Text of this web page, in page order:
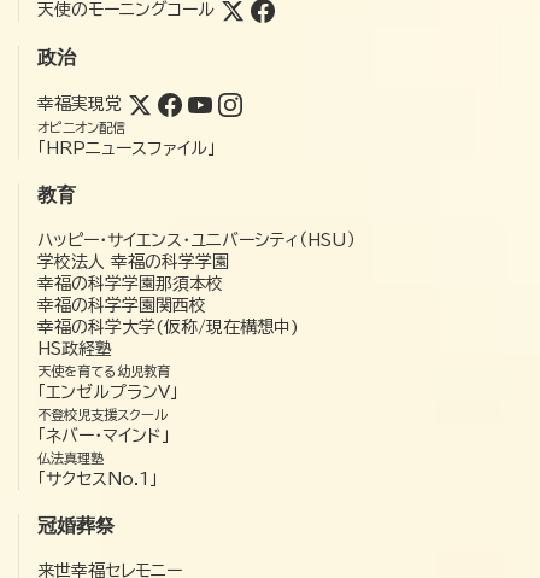
天使のモーニングコール
政治
幸福実現党
オピニオン配信
「HRPニュースファイル」
教育
ハッピー・サイエンス・ユニバーシティ（HSU）
学校法人 幸福の科学学園
幸福の科学学園那須本校
幸福の科学学園関西校
幸福の科学大学(仮称/現在構想中)
HS政経塾
天使を育てる幼児教育
「エンゼルプランV」
不登校児支援スクール
「ネバー・マインド」
仏法真理塾
「サクセスNo.1」
冠婚葬祭
来世幸福セレモニー